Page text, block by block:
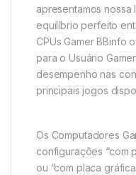
apresentamos nossa
equilíbrio perfeito
CPUs Gamer BBinfo
para o Usuário
desempenho nas
principais jogos
Os Computadores
configurações “com
ou “com placa